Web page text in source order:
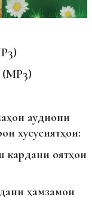
аудиоии
хусусиятҳои:
кардани оятҳои
ҳамзамон